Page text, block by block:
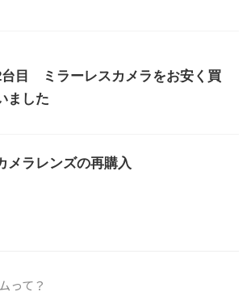
目 ミラーレスカメラをお安く買
ました
メラレンズの再購入
って？